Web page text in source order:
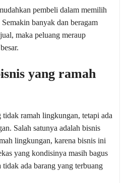
pembeli dalam memilih
banyak dan beragam
maka peluang meraup
yang ramah
tidak ramah lingkungan, tetapi ada
Salah satunya adalah bisnis
lingkungan, karena bisnis ini
yang kondisinya masih bagus
ada barang yang terbuang